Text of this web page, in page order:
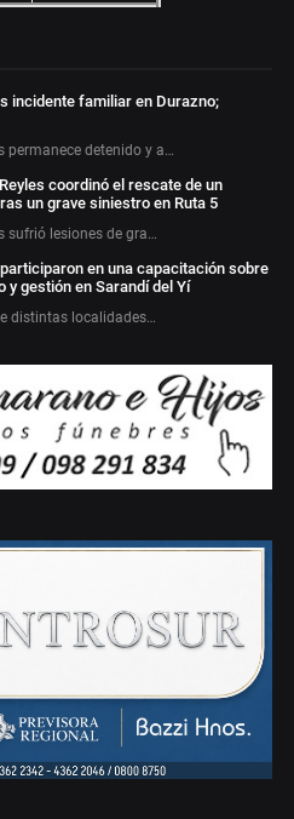
incidente familiar en Durazno;
permanece detenido y a…
coordinó el rescate de un
un grave siniestro en Ruta 5
sufrió lesiones de gra…
en una capacitación sobre
y gestión en Sarandí del Yí
distintas localidades…